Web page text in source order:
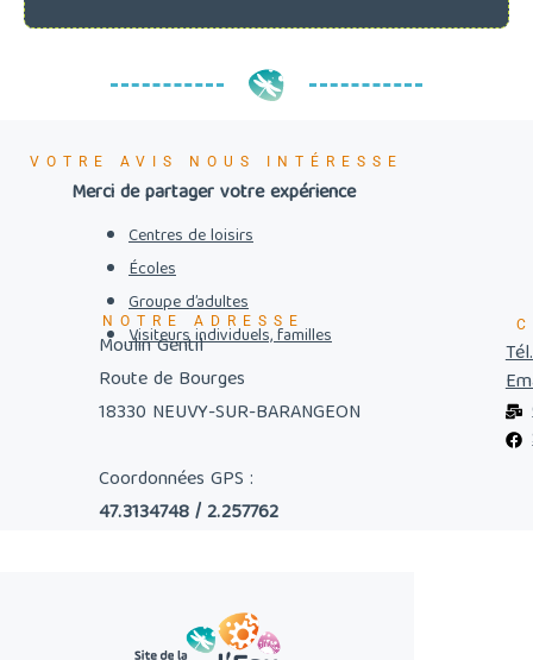
VOTRE AVIS NOUS INTÉRESSE
Merci de partager votre expérience
Centres de loisirs
Écoles
Groupe d’adultes
Visiteurs individuels, familles
NOTRE ADRESSE
Moulin Gentil
Route de Bourges
18330 NEUVY-SUR-BARANGEON
Coordonnées GPS :
47.3134748 / 2.257762